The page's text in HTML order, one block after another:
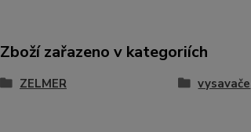
Zboží zařazeno v kategoriích
ZELMER vysavače